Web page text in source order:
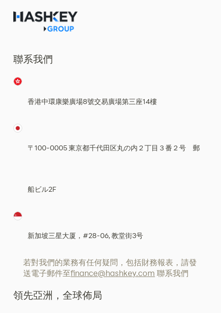
聯系我們
香港中環康樂廣場8號交易廣場第三座14樓
〒100-0005 東京都千代田区丸の内２丁目３番２号 郵
船ビル2F
新加坡三星大厦，#28-06, 教堂街3号
若對我們的業務有任何疑問，包括財務報表，請發
送電子郵件至finance@hashkey.com 聯系我們
領先亞洲，全球佈局